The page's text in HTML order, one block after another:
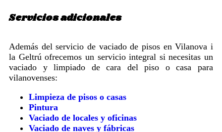
Servicios adicionales
Además del servicio de vaciado de pisos en Vilanova i
la Geltrú ofrecemos un servicio integral si necesitas un
vaciado y limpiado de cara del piso o casa para
vilanovenses:
Limpieza de pisos o casas
Pintura
Vaciado de locales y oficinas
Vaciado de naves y fábricas